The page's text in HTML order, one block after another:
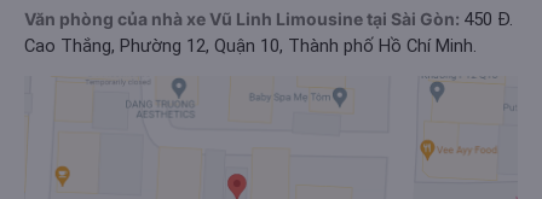
Văn phòng của nhà xe Vũ Linh Limousine tại Sài Gòn: 450 Đ.
Cao Thắng, Phường 12, Quận 10, Thành phố Hồ Chí Minh.